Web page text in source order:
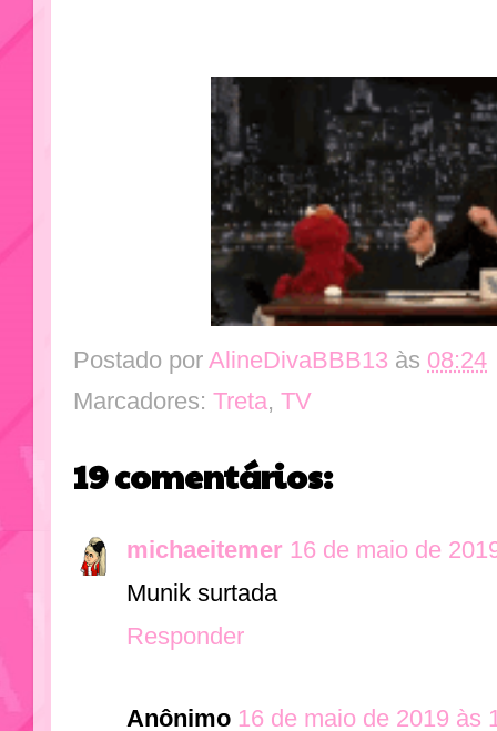
Postado por AlineDivaBBB13 às 08:24
Marcadores: Treta, TV
19 comentários:
michaeitemer 16 de maio de
Munik surtada
Responder
Anônimo 16 de maio de 2019 às